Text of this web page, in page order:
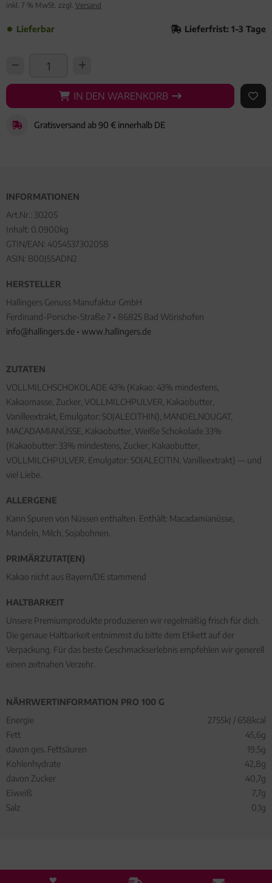
inkl. 7 % MwSt. zzgl. Versand
Lieferbar Lieferfrist: 1-3 Tage
IN DEN WARENKORB
IN DEN WARENKORB AUF
Gratisversand ab 90 € innerhalb DE
INFORMATIONEN
Art.Nr.: 30205
Inhalt: 0.0900kg
GTIN/EAN: 4054537302058
ASIN: B00J5SADN2
HERSTELLER
Hallingers Genuss Manufaktur GmbH
Ferdinand-Porsche-Straße 7 • 86825 Bad Wörishofen
info@hallingers.de • www.hallingers.de
ZUTATEN
VOLLMILCHSCHOKOLADE 43% (Kakao: 43% mindestens,
Kakaomasse, Zucker, VOLLMILCHPULVER, Kakaobutter,
Vanilleextrakt, Emulgator: SOJALECITHIN), MANDELNOUGAT,
MACADAMIANÜSSE, Kakaobutter, Weiße Schokolade 33%
(Kakaobutter: 33% mindestens, Zucker, Kakaobutter,
VOLLMILCHPULVER, Emulgator: SOJALECITIN, Vanilleextrakt) — und
viel Liebe.
ALLERGENE
Kann Spuren von Nüssen enthalten. Enthält: Macadamianüsse,
Mandeln, Milch, Sojabohnen.
PRIMÄRZUTAT(EN)
Kakao nicht aus Bayern/DE stammend
HALTBARKEIT
Unsere Premiumprodukte produzieren wir regelmäßig frisch für dich.
Die genaue Haltbarkeit entnimmst du bitte dem Etikett auf der
Verpackung. Für das beste Geschmackserlebnis empfehlen wir generell
einen zeitnahen Verzehr.
NÄHRWERTINFORMATION PRO 100 G
Energie
2755kJ / 658kcal
Fett
45,6g
davon ges. Fettsäuren
19,5g
Kohlenhydrate
42,8g
davon Zucker
40,7g
Eiweiß
7,7g
Salz
0,1g